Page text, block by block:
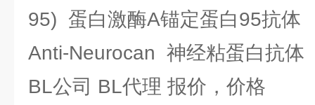
95) 蛋白激酶A锚定蛋白95抗体
Anti-Neurocan 神经粘蛋白抗体
BL公司 BL代理 报价，价格